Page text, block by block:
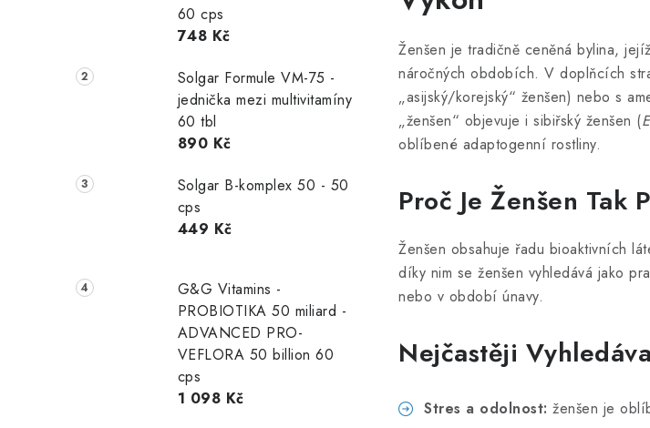
a
í
p
n
e
60 cps
748 Kč
Solgar Formule VM-75 -
jednička mezi multivitamíny
60 tbl
890 Kč
Solgar B-komplex 50 - 50
cps
449 Kč
G&G Vitamins -
PROBIOTIKA 50 miliard -
ADVANCED PRO-
VEFLORA 50 billion 60
cps
1 098 Kč
Ženšen je tradičně ceněná bylina,
náročných obdobích. V doplňcích
„asijský/korejský“ ženšen) nebo s
„ženšen“ objevuje i sibiřský ženšen (
oblíbené adaptogenní rostliny.
Proč Je Ženšen Tak
Ženšen obsahuje řadu bioaktivních
díky nim se ženšen vyhledává jako
nebo v období únavy.
Nejčastěji
Stres a odolnost: ženšen je